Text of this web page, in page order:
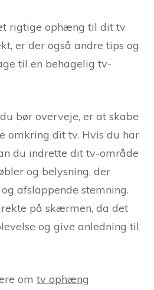
rigtige ophæng til dit tv
er der også andre tips og
til en behagelig tv-
bør overveje, er at skabe
omkring dit tv. Hvis du har
du indrette dit tv-område
og belysning, der
afslappende stemning.
på skærmen, da det
og give anledning til
om tv ophæng